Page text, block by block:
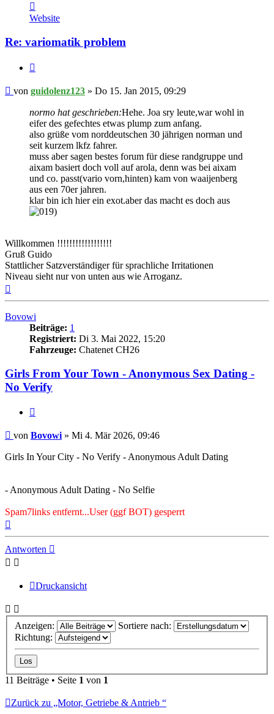
von
guidolenz123
Website
Re: variomatik problem
Beitrag
von guidolenz123 » Do 15. Jan 2015, 09:29
normo hat geschrieben:Hehe. Joa sry leute,war wohl in
eifer des gefechtes etwas plump zum anfang.
also grüße vom norddeutschen 30 jährigen norman und
seit kurzem lkfz fahrer.
muss aber sagen bestes forum für diese randgruppe und
aixam basiert doch voll auf arola, denn was bei aixam
und co. passt(vario vorn,hinten) kam von waaijenberg
aus een 70er jahren.
klar bin ich hier ein exot.aber das macht es doch aus
Willkommen !!!!!!!!!!!!!!!!!!
Gruß Guido
Stattlicher Satzverständiger für sprachliche Irritationen
Niveau sieht nur von unten aus wie Arroganz.
Bovowi
Beiträge: 1
Registriert: Di 3. Mai 2022, 15:20
Fahrzeuge: Chatenet CH26
Girls From Your Town - Anonymous Sex Dating -
No Verify
Beitrag
von Bovowi » Mi 4. Mär 2026, 09:46
Girls In Your City - No Verify - Anonymous Adult Dating
- Anonymous Adult Dating - No Selfie
Spam7links entfernt...User (ggf BOT) gesperrt
Antworten
Druckansicht
Anzeigen:
Sortiere nach:
Richtung:
11 Beiträge • Seite 1 von 1
Zurück zu „Motor, Getriebe & Antrieb “